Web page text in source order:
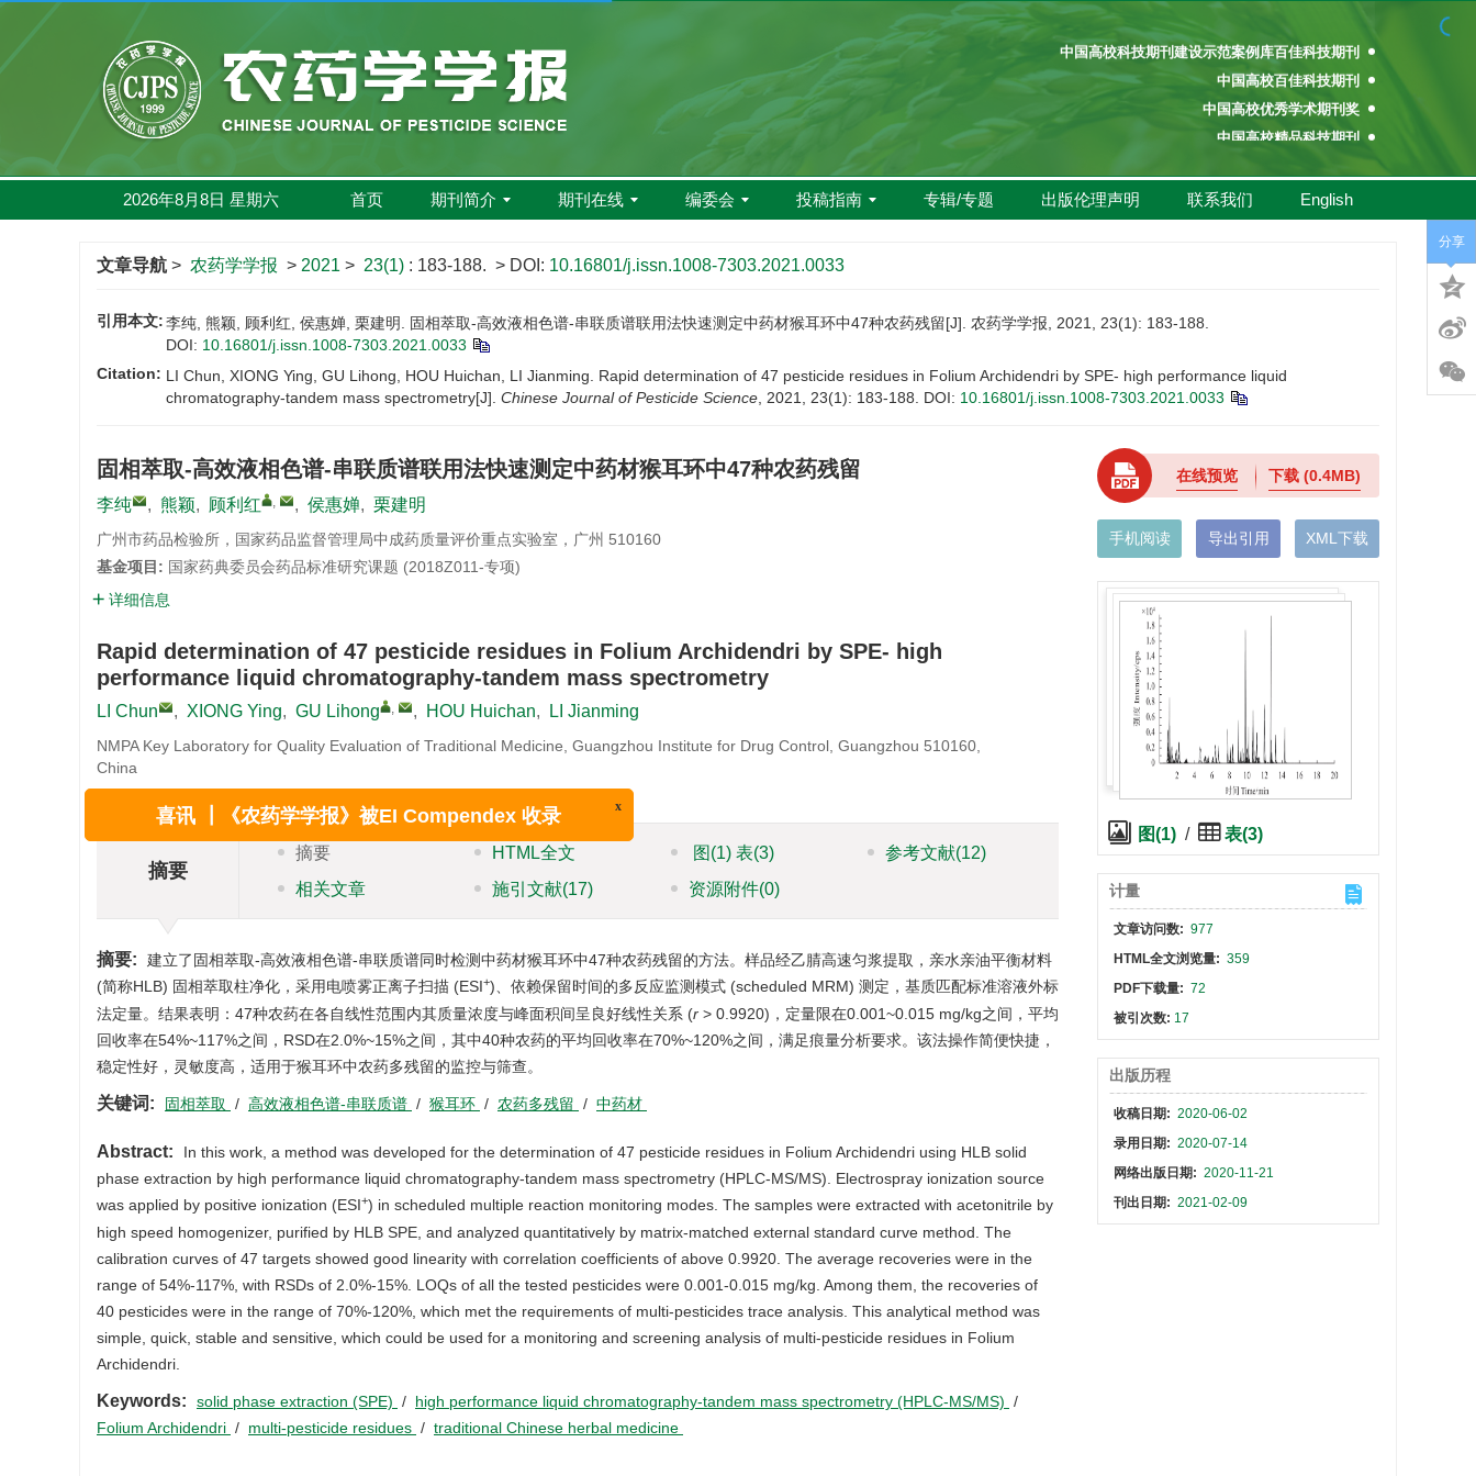
中国高校科技期刊建设示范案例库百佳科技期刊
中国高校百佳科技期刊
中国高校优秀学术期刊奖
中国高校精品科技期刊
百种中国杰出学术期刊
2026年8月8日 星期六 首页 期刊简介 期刊在线 编委会 投稿指南 专辑/专题 出版伦理声明 联系我们 English
文章导航 > 农药学学报 > 2021 > 23(1) : 183-188. > DOI: 10.16801/j.issn.1008-7303.2021.0033
引用本文:李纯, 熊颖, 顾利红, 侯惠婵, 栗建明. 固相萃取-高效液相色谱-串联质谱联用法快速测定中药材猴耳环中47种农药残留[J]. 农药学学报, 2021, 23(1): 183-188.
DOI: 10.16801/j.issn.1008-7303.2021.0033
Citation: LI Chun, XIONG Ying, GU Lihong, HOU Huichan, LI Jianming. Rapid determination of 47 pesticide residues in Folium Archidendri by SPE- high performance liquid
chromatography-tandem mass spectrometry[J]. Chinese Journal of Pesticide Science , 2021, 23(1): 183-188. DOI: 10.16801/j.issn.1008-7303.2021.0033
固相萃取-高效液相色谱-串联质谱联用法快速测定中药材猴耳环中47种农药残留
李纯 , 熊颖, 顾利红 , , 侯惠婵, 栗建明
广州市药品检验所，国家药品监督管理局中成药质量评价重点实验室，广州 510160
基金项目: 国家药典委员会药品标准研究课题 (2018Z011-专项)
详细信息
Rapid determination of 47 pesticide residues in Folium Archidendri by SPE- high
performance liquid chromatography-tandem mass spectrometry
LI Chun , XIONG Ying, GU Lihong , , HOU Huichan, LI Jianming
NMPA Key Laboratory for Quality Evaluation of Traditional Medicine, Guangzhou Institute for Drug Control, Guangzhou 510160,
China
摘要
摘要 HTML全文 图 (1) 表(3) 参考文献(12)
相关文章
施引文献(17) 资源附件(0)
摘要:
建立了固相萃取-高效液相色谱-串联质谱同时检测中药材猴耳环中47种农药残留的方法。样品经乙腈高速匀浆提取，亲水亲油平衡材料
(简称HLB) 固相萃取柱净化，采用电喷雾正离子扫描 (ESI+)、依赖保留时间的多反应监测模式 (scheduled MRM) 测定，基质匹配标准溶液外标
法定量。结果表明：47种农药在各自线性范围内其质量浓度与峰面积间呈良好线性关系 (r > 0.9920)，定量限在0.001~0.015 mg/kg之间，平均
回收率在54%~117%之间，RSD在2.0%~15%之间，其中40种农药的平均回收率在70%~120%之间，满足痕量分析要求。该法操作简便快捷，
稳定性好，灵敏度高，适用于猴耳环中农药多残留的监控与筛查。
关键词: 固相萃取 / 高效液相色谱-串联质谱 / 猴耳环 / 农药多残留 / 中药材
Abstract:
In this work, a method was developed for the determination of 47 pesticide residues in Folium Archidendri using HLB solid
phase extraction by high performance liquid chromatography-tandem mass spectrometry (HPLC-MS/MS). Electrospray ionization source
was applied by positive ionization (ESI+) in scheduled multiple reaction monitoring modes. The samples were extracted with acetonitrile by
high speed homogenizer, purified by HLB SPE, and analyzed quantitatively by matrix-matched external standard curve method. The
calibration curves of 47 targets showed good linearity with correlation coefficients of above 0.9920. The average recoveries were in the
range of 54%-117%, with RSDs of 2.0%-15%. LOQs of all the tested pesticides were 0.001-0.015 mg/kg. Among them, the recoveries of
40 pesticides were in the range of 70%-120%, which met the requirements of multi-pesticides trace analysis. This analytical method was
simple, quick, stable and sensitive, which could be used for a monitoring and screening analysis of multi-pesticide residues in Folium
Archidendri.
Keywords: solid phase extraction (SPE) / high performance liquid chromatography-tandem mass spectrometry (HPLC-MS/MS) /
Folium Archidendri / multi-pesticide residues / traditional Chinese herbal medicine
在线预览 下载(0.4MB)
手机阅读 导出引用 XML下载
图(1) / 表(3)
计量
文章访问数: 977
HTML全文浏览量: 359
PDF下载量: 72
被引次数: 17
出版历程
收稿日期: 2020-06-02
录用日期: 2020-07-14
网络出版日期: 2020-11-21
刊出日期: 2021-02-09
分享
喜讯 ┃《农药学学报》被EI Compendex 收录